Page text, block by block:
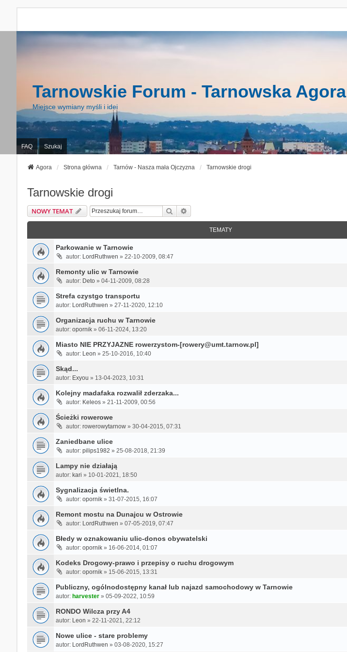
Tarnowskie Forum - Tarnowska Agora
Miejsce wymiany myśli i idei
FAQ Szukaj
Agora Strona główna Tarnów - Nasza mała Ojczyzna Tarnowskie drogi
Tarnowskie drogi
NOWY TEMAT Szukaj
TEMATY
Parkowanie w Tarnowie
autor: LordRuthwen » 22-10-2009, 08:47
Remonty ulic w Tarnowie
autor: Deto» 04-11-2009, 08:28
Strefa czystgo transportu
autor: LordRuthwen » 27-11-2020, 12:10
Organizacja ruchu w Tarnowie
autor: opornik» 06-11-2024, 13:20
Miasto NIE PRZYJAZNE rowerzystom-[rowery@umt.tarnow.pl]
autor: Leon » 25-10-2016, 10:40
Skąd...
autor: Exyou » 13-04-2023, 10:31
Kolejny madafaka rozwalił zderzaka...
autor: Keleos» 21-11-2009, 00:56
Ścieżki rowerowe
autor: rowerowytarnow» 30-04-2015, 07:31
Zaniedbane ulice
autor: pilips1982 » 25-08-2018, 21:39
Lampy nie działają
autor: kari » 10-01-2021, 18:50
Sygnalizacja świetlna.
autor: opornik» 31-07-2015, 16:07
Remont mostu na Dunajcu w Ostrowie
autor: LordRuthwen » 07-05-2019, 07:47
Błedy w oznakowaniu ulic-donos obywatelski
autor: opornik» 16-06-2014, 01:07
Kodeks Drogowy-prawo i przepisy o ruchu drogowym
autor: opornik» 15-06-2015, 13:31
Publiczny, ogólnodostępny kanał lub najazd samochodowy w Tarnowie
autor: harvester» 05-09-2022, 10:59
RONDO Wilcza przy A4
autor: Leon » 22-11-2021, 22:12
Nowe ulice - stare problemy
autor: LordRuthwen » 03-08-2020, 15:27